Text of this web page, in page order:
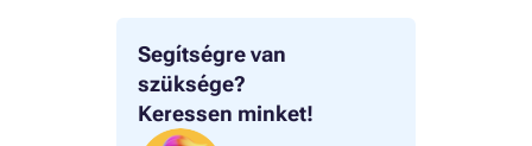
Segítségre van
szüksége?
Keressen minket!